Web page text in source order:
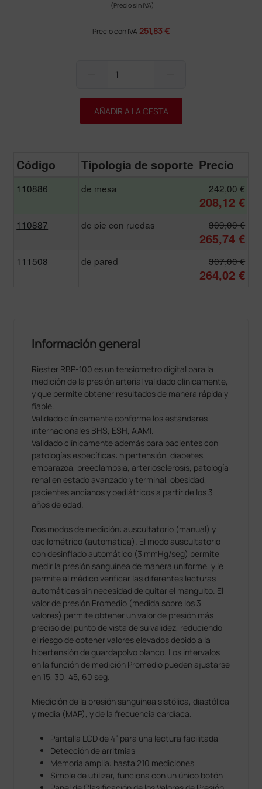
(Precio sin IVA)
Precio con IVA 251,83 €
add remove
AÑADIR A LA CESTA
Código Tipología de soporte Precio
110886 de mesa 242,00 €
208,12 €
110887 de pie con ruedas 309,00 €
265,74 €
111508 de pared 307,00 €
264,02 €
Información general
Riester RBP-100 es un tensiómetro digital para la
medición de la presión arterial validado clínicamente,
y que permite obtener resultados de manera rápida y
fiable.
Validado clínicamente conforme los estándares
internacionales BHS, ESH, AAMI.
Validado clínicamente además para pacientes con
patologías específicas: hipertensión, diabetes,
embarazoa, preeclampsia, arteriosclerosis, patología
renal en estado avanzado y terminal, obesidad,
pacientes ancianos y pediátricos a partir de los 3
años de edad.
Dos modos de medición: auscultatorio (manual) y
oscilométrico (automática). El modo auscultatorio
con desinflado automático (3 mmHg/seg) permite
medir la presión sanguínea de manera uniforme, y le
permite al médico verificar las diferentes lecturas
automáticas sin necesidad de quitar el manguito. El
valor de presión Promedio (medida sobre los 3
valores) permite obtener un valor de presión más
preciso del punto de vista de su validez, reduciendo
el riesgo de obtener valores elevados debido a la
hipertensión de guardapolvo blanco. Los intervalos
en la función de medición Promedio pueden ajustarse
en 15, 30, 45, 60 seg.
Miedición de la presión sanguínea sistólica, diastólica
y media (MAP), y de la frecuencia cardíaca.
Pantalla LCD de 4” para una lectura facilitada
Detección de arritmias
Memoria amplia: hasta 210 mediciones
Simple de utilizar, funciona con un único botón